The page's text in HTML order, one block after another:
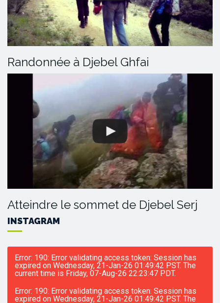
Randonnée à Djebel Ghfai
Atteindre le sommet de Djebel Serj
INSTAGRAM
Error: 190: Error validating access token: Session has
expired on Wednesday, 21-Jan-26 01:49:42 PST. The
current time is Friday, 07-Aug-26 22:23:47 PDT.
Error: 190: Error validating access token: Session has
expired on Wednesday, 21-Jan-26 01:49:42 PST. The